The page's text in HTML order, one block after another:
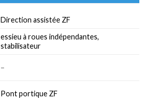
Direction assistée ZF
essieu à roues indépendantes,
stabilisateur
–
Pont portique ZF